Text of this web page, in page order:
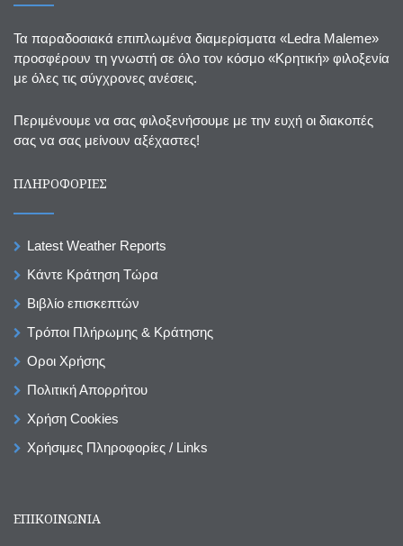
Τα παραδοσιακά επιπλωμένα διαμερίσματα «Ledra Maleme»
προσφέρουν τη γνωστή σε όλο τον κόσμο «Κρητική» φιλοξενία
με όλες τις σύγχρονες ανέσεις.
Περιμένουμε να σας φιλοξενήσουμε με την ευχή οι διακοπές
σας να σας μείνουν αξέχαστες!
ΠΛΗΡΟΦΟΡΙΕΣ
Latest Weather Reports
Κάντε Κράτηση Τώρα
Βιβλίο επισκεπτών
Τρόποι Πλήρωμης & Κράτησης
Οροι Χρήσης
Πολιτική Απορρήτου
Χρήση Cookies
Χρήσιμες Πληροφορίες / Links
ΕΠΙΚΟΙΝΩΝΙΑ